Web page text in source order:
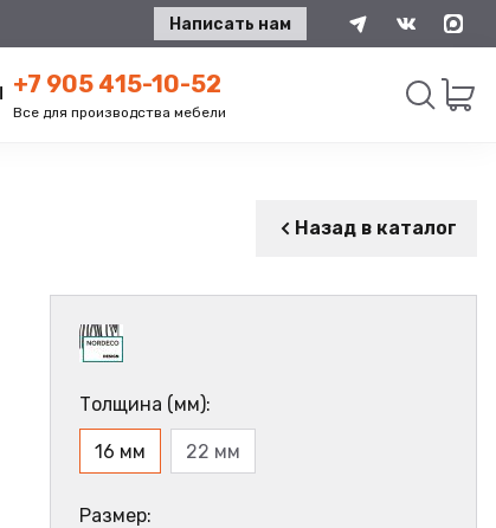
Написать нам
+7 905 415-10-52
Все для производства мебели
Назад в каталог
Толщина (мм):
16 мм 22 мм
Размер: